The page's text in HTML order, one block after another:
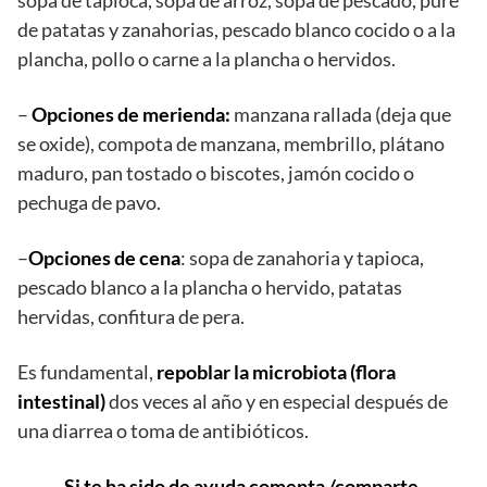
de patatas y zanahorias, pescado blanco cocido o a la
plancha, pollo o carne a la plancha o hervidos.
–Opciones de merienda: manzana rallada (deja que
se oxide), compota de manzana, membrillo, plátano
maduro, pan tostado o biscotes, jamón cocido o
pechuga de pavo.
–Opciones de cena: sopa de zanahoria y tapioca,
pescado blanco a la plancha o hervido, patatas
hervidas, confitura de pera.
Es fundamental, repoblar la microbiota (flora
intestinal)dos veces al año y en especial después de
una diarrea o toma de antibióticos.